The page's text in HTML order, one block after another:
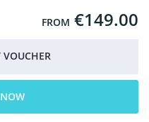
FROM €149.00
VOUCHER